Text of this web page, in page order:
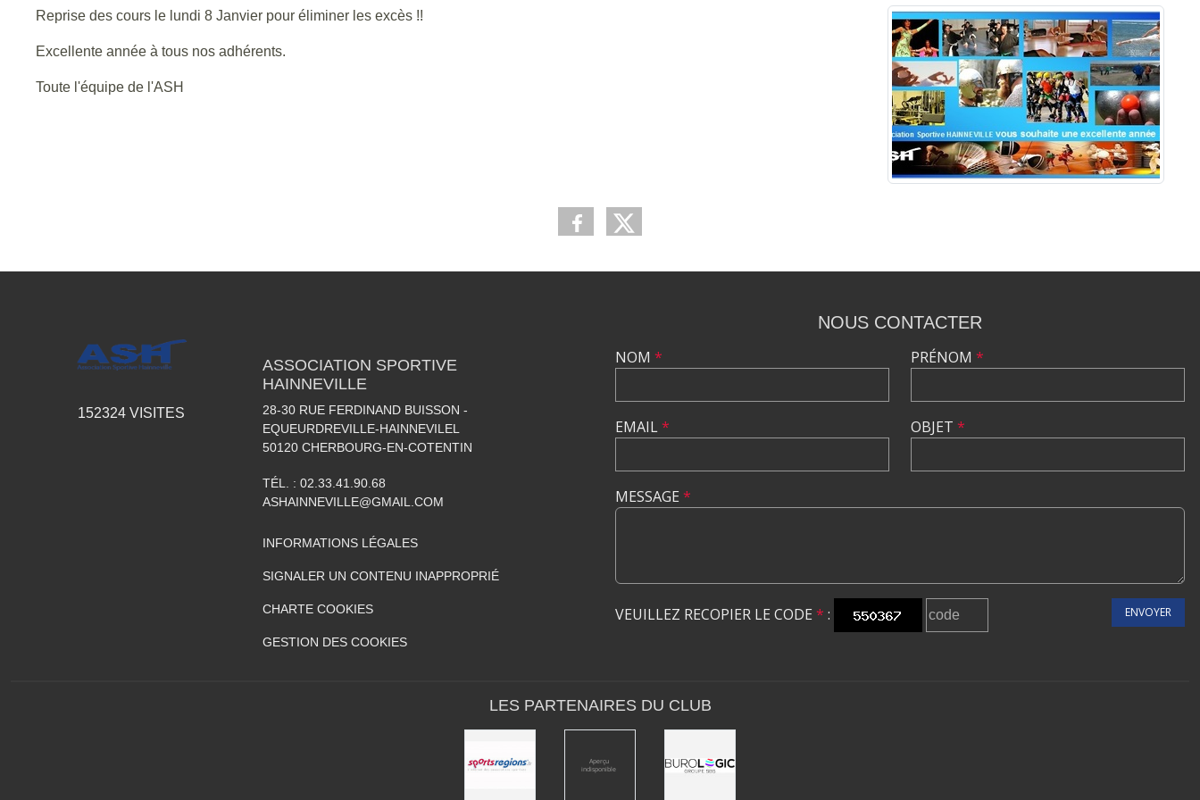
Reprise des cours le lundi 8 Janvier pour éliminer les excès !!
Excellente année à tous nos adhérents.
Toute l'équipe de l'ASH
152324 VISITES
ASSOCIATION SPORTIVE
HAINNEVILLE
28-30 RUE FERDINAND BUISSON -
EQUEURDREVILLE-HAINNEVILEL
50120 CHERBOURG-EN-COTENTIN
TÉL. : 02.33.41.90.68
ASHAINNEVILLE@GMAIL.COM
INFORMATIONS LÉGALES
SIGNALER UN CONTENU INAPPROPRIÉ
CHARTE COOKIES
GESTION DES COOKIES
NOUS CONTACTER
NOM *
EMAIL*
PRÉNOM *
OBJET *
MESSAGE *
VEUILLEZ RECOPIER LE CODE * : ENVOYER
LES PARTENAIRES DU CLUB